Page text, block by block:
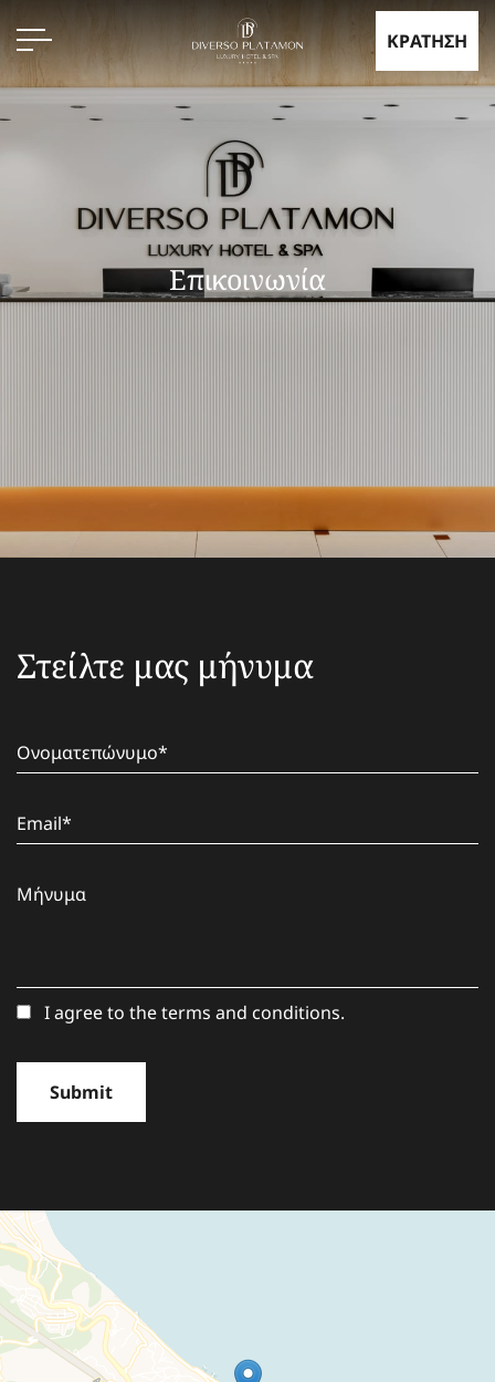
KΡΑΤΗΣΗ
Επικοινωνία
Στείλτε μας μήνυμα
Ονοματεπώνυμο*
Email*
Μήνυμα
I agree to the terms and conditions.
Submit